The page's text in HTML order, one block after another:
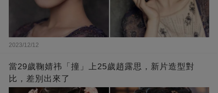
2023/12/12
當29歲鞠婧祎「撞」上25歲趙露思，新片造型對
比，差別出來了